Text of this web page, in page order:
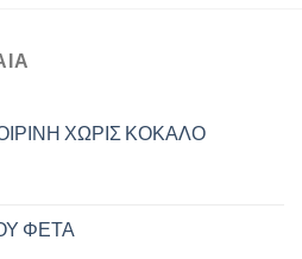
ΧΩΡΙΣ ΚΟΚΑΛΟ
ΦΕΤΑ